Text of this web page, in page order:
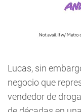
Lucas, sin
negocio que
vendedor de